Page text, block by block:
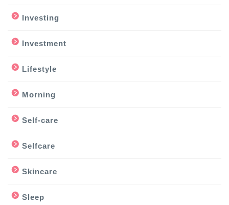
Investing
Investment
Lifestyle
Morning
Self-care
Selfcare
Skincare
Sleep